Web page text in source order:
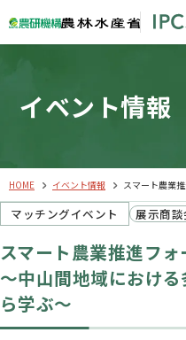
イベント情報
HOME イベント情報 スマート農業
マッチングイベント 展示商談
スマート農業推進フ
～中山間地域におけ
ら学ぶ～